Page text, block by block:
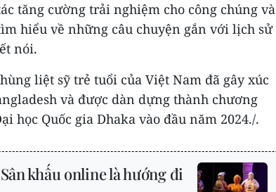
tăng cường trải nghiệm cho công chúng và
hiểu về những câu chuyện gắn với lịch sử
nói.
liệt sỹ trẻ tuổi của Việt Nam đã gây xúc
và được dàn dựng thành chương
học Quốc gia Dhaka vào đầu năm 2024./.
khấu online là hướng đi